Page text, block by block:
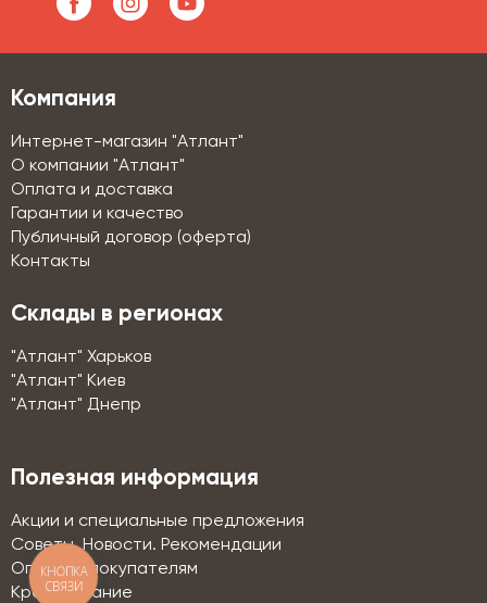
Компания
Интернет-магазин "Атлант"
О компании "Атлант"
Оплата и доставка
Гарантии и качество
Публичный договор (оферта)
Контакты
Склады в регионах
"Атлант" Харьков
"Атлант" Киев
"Атлант" Днепр
Полезная информация
Акции и специальные предложения
Советы. Новости. Рекомендации
Оптовым покупателям
Кредитование
КНОПКА
СВЯЗИ